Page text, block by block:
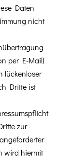
Dat­en
nicht
per E‑Mail)
lück­en­los­er
Dritte ist
zur
wird hier­mit